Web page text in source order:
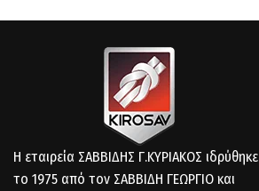
Η εταιρεία ΣΑΒΒΙΔΗΣ Γ.ΚΥΡΙΑΚΟΣ ιδρύθηκε
το 1975 από τον ΣΑΒΒΙΔΗ ΓΕΩΡΓΙΟ και